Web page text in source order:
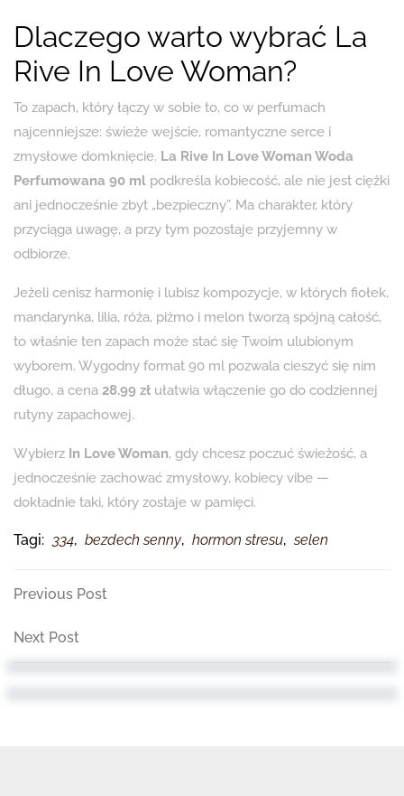
Dlaczego warto wybrać La
Rive In Love Woman?
To zapach, który łączy w sobie to, co w perfumach
najcenniejsze: świeże wejście, romantyczne serce i
zmysłowe domknięcie. La Rive In Love Woman Woda
Perfumowana 90 ml podkreśla kobiecość, ale nie jest ciężki
ani jednocześnie zbyt „bezpieczny”. Ma charakter, który
przyciąga uwagę, a przy tym pozostaje przyjemny w
odbiorze.
Jeżeli cenisz harmonię i lubisz kompozycje, w których fiołek,
mandarynka, lilia, róża, piżmo i melon tworzą spójną całość,
to właśnie ten zapach może stać się Twoim ulubionym
wyborem. Wygodny format 90 ml pozwala cieszyć się nim
długo, a cena 28.99 zł ułatwia włączenie go do codziennej
rutyny zapachowej.
Wybierz In Love Woman, gdy chcesz poczuć świeżość, a
jednocześnie zachować zmysłowy, kobiecy vibe —
dokładnie taki, który zostaje w pamięci.
Tagi: 334, bezdech senny, hormon stresu, selen
Nawigacja
wpisu
Previous
Previous Post
Next
Post
Next Post